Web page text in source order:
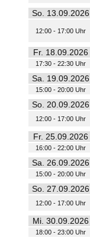
So. 13.09.2026
12:00 - 17:00 Uhr
Fr. 18.09.2026
17:30 - 22:30 Uhr
Sa. 19.09.2026
15:00 - 20:00 Uhr
So. 20.09.2026
12:00 - 17:00 Uhr
Fr. 25.09.2026
16:00 - 22:00 Uhr
Sa. 26.09.2026
15:00 - 20:00 Uhr
So. 27.09.2026
12:00 - 17:00 Uhr
Mi. 30.09.2026
18:00 - 23:00 Uhr